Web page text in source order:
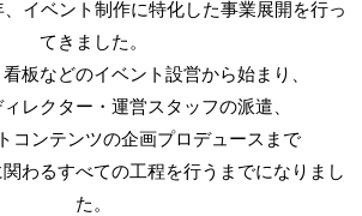
イベント制作に特化した事業展開を行っ
てきました。
板などのイベント設営から始まり、
レクター・運営スタッフの派遣、
コンテンツの企画プロデュースまで
わるすべての工程を行うまでになりまし
た。